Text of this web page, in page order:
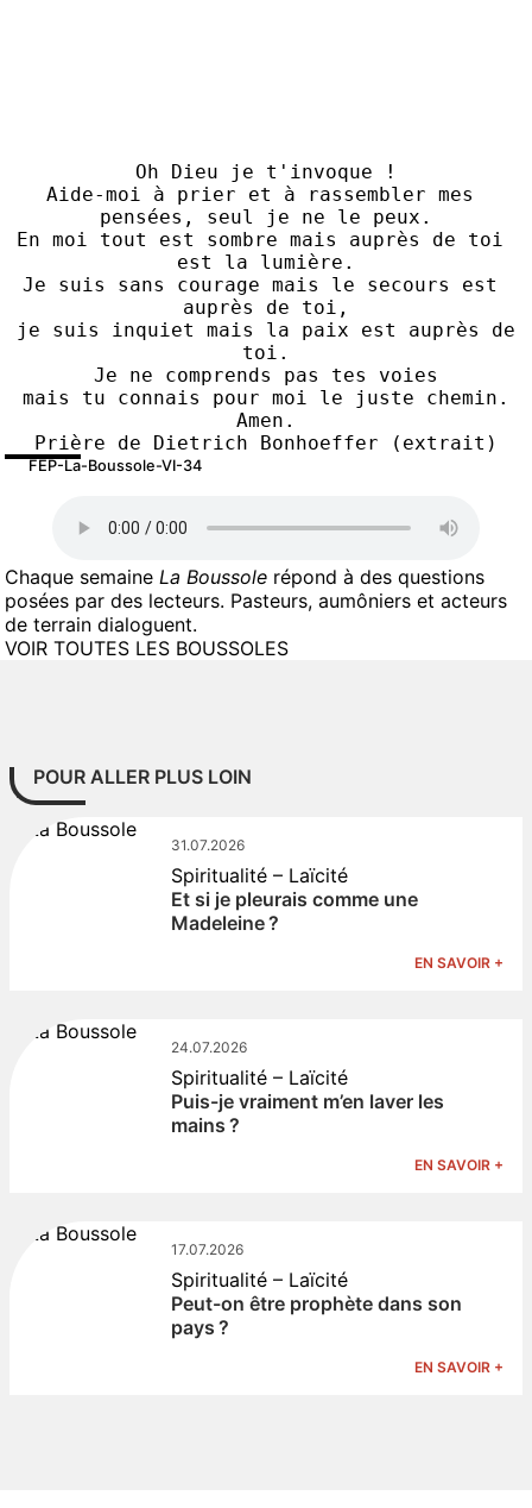
Oh Dieu je t'invoque !
Aide-moi à prier et à rassembler mes
pensées, seul je ne le peux.
En moi tout est sombre mais auprès de toi
est la lumière.
Je suis sans courage mais le secours est
auprès de toi,
je suis inquiet mais la paix est auprès de
toi.
Je ne comprends pas tes voies
mais tu connais pour moi le juste chemin.
Amen.
Prière de Dietrich Bonhoeffer (extrait)
FEP-La-Boussole-VI-34
Chaque semaine La Boussole répond à des questions
posées par des lecteurs. Pasteurs, aumôniers et acteurs
de terrain dialoguent.
VOIR TOUTES LES BOUSSOLES
POUR ALLER PLUS LOIN
31.07.2026
Spiritualité – Laïcité
Et si je pleurais comme une
Madeleine ?
EN SAVOIR +
24.07.2026
Spiritualité – Laïcité
Puis-je vraiment m’en laver les
mains ?
EN SAVOIR +
17.07.2026
Spiritualité – Laïcité
Peut-on être prophète dans son
pays ?
EN SAVOIR +